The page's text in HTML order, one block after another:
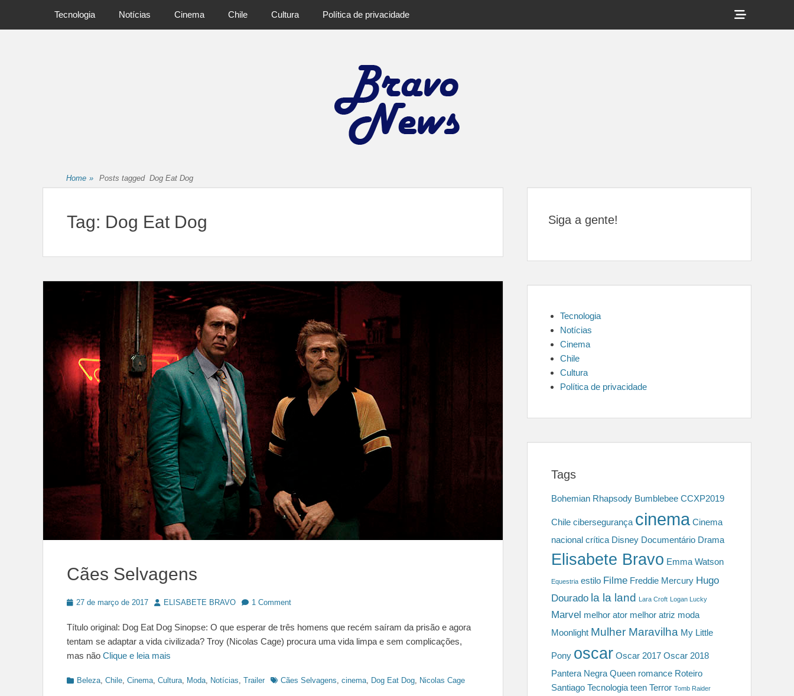
Primary Menu
Tecnologia Notícias Cinema Chile Cultura Política de privacidade
Show
Header
Home » Posts tagged Dog Eat Dog
Tag: Dog Eat Dog
Cães Selvagens
Posted
27 de março de 2017 AuthorELISABETE BRAVO 1 Comment
Título original: Dog Eat Dog Sinopse: O que esperar de três homens que recém saíram da prisão e agora
tentam se adaptar a vida civilizada? Troy (Nicolas Cage) procura uma vida limpa e sem complicações,
mas não Clique e leia mais
Categories
Beleza, Chile, Cinema, Cultura, Moda, Notícias, Trailer TagsCães Selvagens, cinema, Dog Eat Dog, Nicolas Cage
Siga a gente!
Tecnologia
Notícias
Cinema
Chile
Cultura
Política de privacidade
Tags
Bohemian Rhapsody Bumblebee CCXP2019
Chile cibersegurança cinema Cinema
nacional crítica Disney Documentário Drama
Elisabete Bravo Emma Watson
Equestria estilo Filme Freddie Mercury Hugo
Dourado la la land Lara Croft Logan Lucky
Marvel melhor ator melhor atriz moda
Moonlight Mulher Maravilha My Little
Pony oscar Oscar 2017 Oscar 2018
Pantera Negra Queen romance Roteiro
Santiago Tecnologia teen Terror Tomb Raider